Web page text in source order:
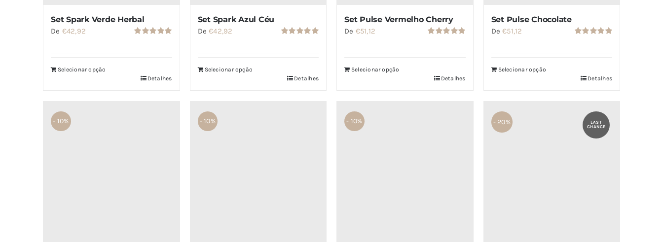
Set Spark Verde Herbal
De €42,92
Selecionar opção
Detalhes
Set Spark Azul Céu
De €42,92
Selecionar opção
Detalhes
Set Pulse Vermelho Cherry
De €51,12
Selecionar opção
Detalhes
Set Pulse Chocolate
De €51,12
Selecionar opção
Detalhes
- 10% - 10% - 10%
LAST
CHANCE
- 20%